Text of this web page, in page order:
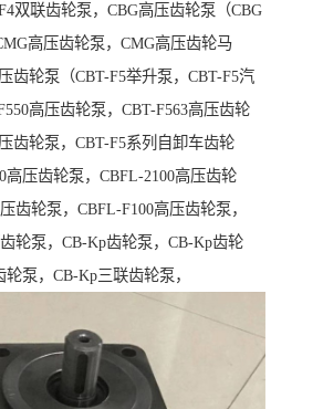
双联齿轮泵，CBG高压齿轮泵（CBG
高压齿轮泵，CMG高压齿轮马
齿轮泵（CBT-F5举升泵，CBT-F5汽
高压齿轮泵，CBT-F563高压齿轮
齿轮泵，CBT-F5系列自卸车齿轮
高压齿轮泵，CBFL-2100高压齿轮
齿轮泵，CBFL-F100高压齿轮泵，
轮泵，CB-Kp齿轮泵，CB-Kp齿轮
泵，CB-Kp三联齿轮泵，